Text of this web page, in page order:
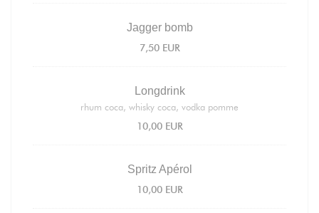
Jagger bomb
7,50 EUR
Longdrink
rhum coca, whisky coca, vodka pomme
10,00 EUR
Spritz Apérol
10,00 EUR